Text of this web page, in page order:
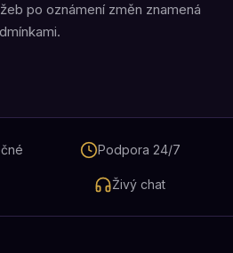
po oznámení změn znamená
Podpora 24/7
Živý chat